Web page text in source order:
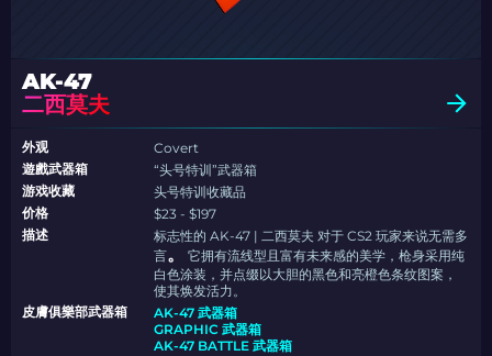
AK-47
二西莫夫
外观
Covert
遊戲武器箱
“头号特训”武器箱
游戏收藏
头号特训收藏品
价格
$23 - $197
描述
标志性的 AK-47 | 二西莫夫 对于 CS2 玩家来说无需多
言。
它拥有流线型且富有未来感的美学，枪身采用纯
白色涂装，并点缀以大胆的黑色和亮橙色条纹图案，
使其焕发活力。
皮膚俱樂部武器箱
AK-47 武器箱
GRAPHIC 武器箱
AK-47 BATTLE 武器箱